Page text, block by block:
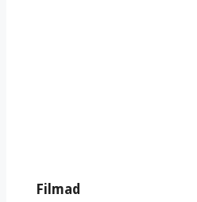
Filmad